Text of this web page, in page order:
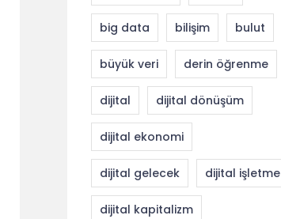
big data bilişim bulut
büyük veri derin öğrenme
dijital dijital dönüşüm
dijital ekonomi
dijital gelecek dijital işletme
dijital kapitalizm